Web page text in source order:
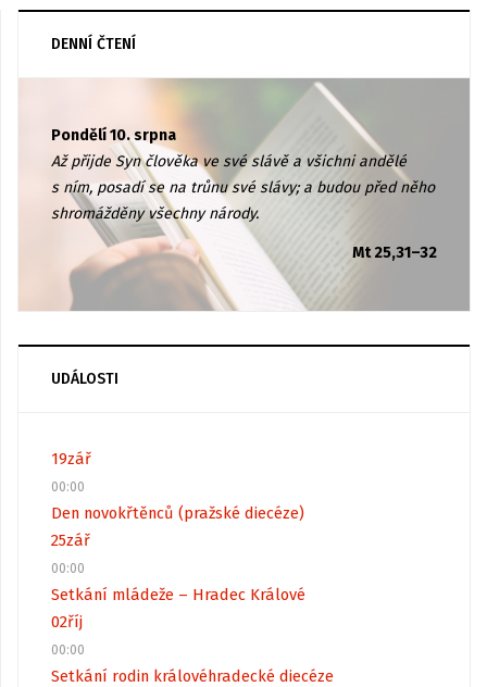
DENNÍ ČTENÍ
Pondělí 10. srpna
Až přijde Syn člověka ve své slávě a všichni andělé
s ním, posadí se na trůnu své slávy; a budou před něho
shromážděny všechny národy.
Mt 25,31–32
UDÁLOSTI
19zář
00:00
Den novokřtěnců (pražské diecéze)
25zář
00:00
Setkání mládeže – Hradec Králové
02říj
00:00
Setkání rodin královéhradecké diecéze